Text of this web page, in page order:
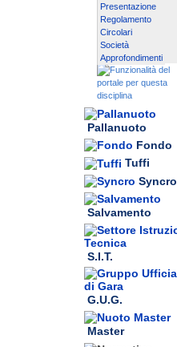
Presentazione
Regolamento
Circolari
Società
Approfondimenti
Pallanuoto
Fondo
Tuffi
Syncro
Salvamento
S.I.T.
G.U.G.
Master